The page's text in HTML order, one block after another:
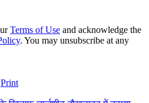
Terms of Use and acknowledge the
. You may unsubscribe at any
Print